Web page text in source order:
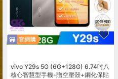
vivo Y29s 5G (6G+128G) 6.74吋八
核心智慧型手機-贈空壓殼+鋼化保貼